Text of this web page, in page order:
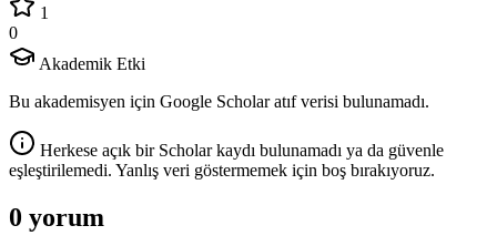
1
0
Akademik Etki
Bu akademisyen için Google Scholar atıf verisi bulunamadı.
Herkese açık bir Scholar kaydı bulunamadı ya da güvenle
eşleştirilemedi. Yanlış veri göstermemek için boş bırakıyoruz.
0 yorum